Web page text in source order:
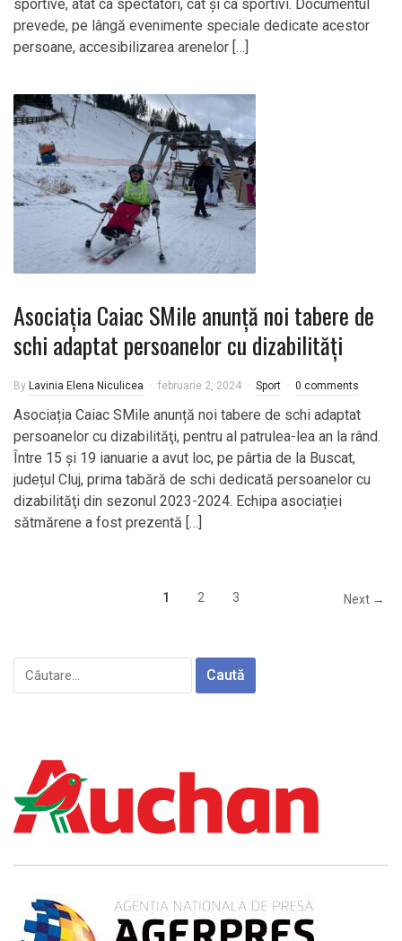
sportive, atât ca spectatori, cât și ca sportivi. Documentul
prevede, pe lângă evenimente speciale dedicate acestor
persoane, accesibilizarea arenelor […]
Asociația Caiac SMile anunță noi tabere de
schi adaptat persoanelor cu dizabilităţi
By Lavinia Elena Niculicea februarie 2, 2024 Sport 0 comments
Asociația Caiac SMile anunță noi tabere de schi adaptat
persoanelor cu dizabilităţi, pentru al patrulea-lea an la rând.
Între 15 şi 19 ianuarie a avut loc, pe pârtia de la Buscat,
județul Cluj, prima tabără de schi dedicată persoanelor cu
dizabilităţi din sezonul 2023-2024. Echipa asociației
sătmărene a fost prezentă […]
1 2 3 Next →
Caută
după: